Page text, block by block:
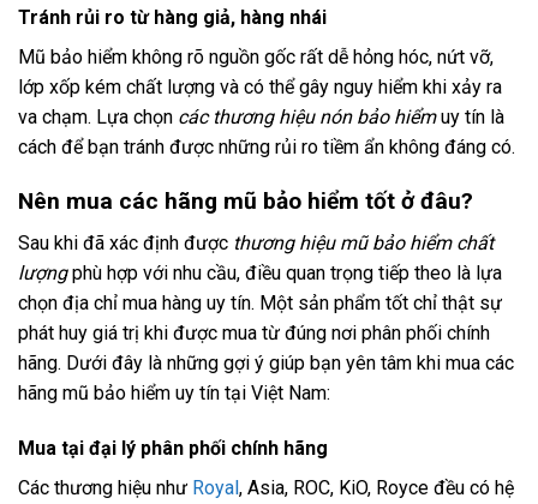
Tránh rủi ro từ hàng giả, hàng nhái
Mũ bảo hiểm không rõ nguồn gốc rất dễ hỏng hóc, nứt vỡ,
lớp xốp kém chất lượng và có thể gây nguy hiểm khi xảy ra
va chạm. Lựa chọn các thương hiệu nón bảo hiểmuy tín là
cách để bạn tránh được những rủi ro tiềm ẩn không đáng có.
Nên mua các hãng mũ bảo hiểm tốt ở đâu?
Sau khi đã xác định được thương hiệu mũ bảo hiểm chất
lượngphù hợp với nhu cầu, điều quan trọng tiếp theo là lựa
chọn địa chỉ mua hàng uy tín. Một sản phẩm tốt chỉ thật sự
phát huy giá trị khi được mua từ đúng nơi phân phối chính
hãng. Dưới đây là những gợi ý giúp bạn yên tâm khi mua các
hãng mũ bảo hiểm uy tín tại Việt Nam:
Mua tại đại lý phân phối chính hãng
Các thương hiệu như Royal, Asia, ROC, KiO, Royce đều có hệ